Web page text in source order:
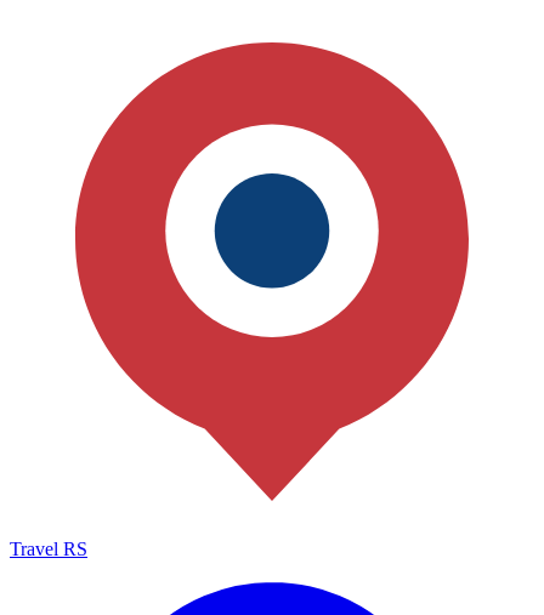
Travel RS